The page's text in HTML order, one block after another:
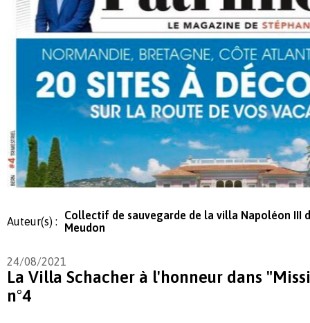
Auteur(s) :
Collectif de sauvegarde de la villa Napoléon III
Meudon
24/08/2021
La Villa Schacher à l'honneur dans
n°4